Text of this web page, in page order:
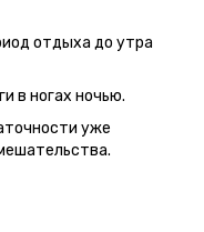
отдыха до утра
в ногах ночью.
уже